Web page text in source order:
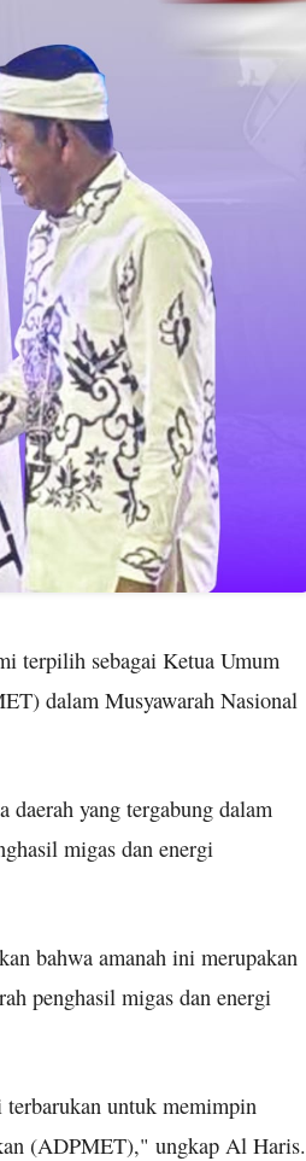
terpilih sebagai Ketua Umum
dalam Musyawarah Nasional
daerah yang tergabung dalam
migas dan energi
bahwa amanah ini merupakan
penghasil migas dan energi
terbarukan untuk memimpin
(ADPMET)," ungkap Al Haris.